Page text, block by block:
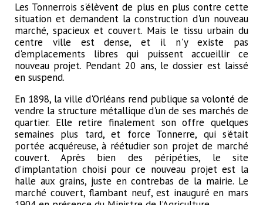
Les Tonnerrois s'élèvent de plus en plus contre cette
situation et demandent la construction d'un nouveau
marché, spacieux et couvert. Mais le tissu urbain du
centre ville est dense, et il n'y existe pas
d'emplacements libres qui puissent accueillir ce
nouveau projet. Pendant 20 ans, le dossier est laissé
en suspend.
En 1898, la ville d'Orléans rend publique sa volonté de
vendre la structure métallique d'un de ses marchés de
quartier. Elle retire finalement son offre quelques
semaines plus tard, et force Tonnerre, qui s'était
portée acquéreuse, à réétudier son projet de marché
couvert. Après bien des péripéties, le site
d’implantation choisi pour ce nouveau projet est la
halle aux grains, juste en contrebas de la mairie. Le
marché couvert, flambant neuf, est inauguré en mars